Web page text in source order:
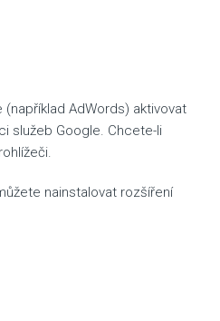
AdWords) aktivovat
služeb Google. Chcete-li
nainstalovat rozšíření